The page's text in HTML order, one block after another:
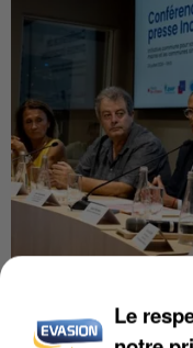
INCENDIES :
Le